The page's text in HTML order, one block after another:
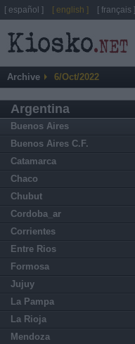
Archive 6/Oct/2022
Argentina
Buenos Aires
Buenos Aires C.F.
Catamarca
Chaco
Chubut
Cordoba_ar
Corrientes
Entre Rios
Formosa
Jujuy
La Pampa
La Rioja
Mendoza
[ español ] [ english ] [ français ]